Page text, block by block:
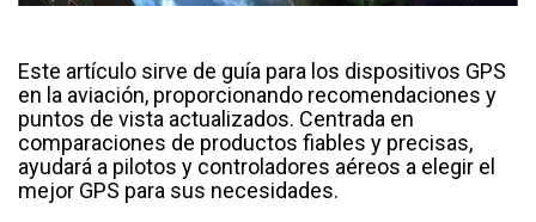
Este artículo sirve de guía para los dispositivos GPS
en la aviación, proporcionando recomendaciones y
puntos de vista actualizados. Centrada en
comparaciones de productos fiables y precisas,
ayudará a pilotos y controladores aéreos a elegir el
mejor GPS para sus necesidades.